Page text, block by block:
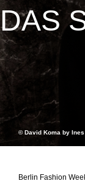
Berlin Fashion
DAS
© David Koma by